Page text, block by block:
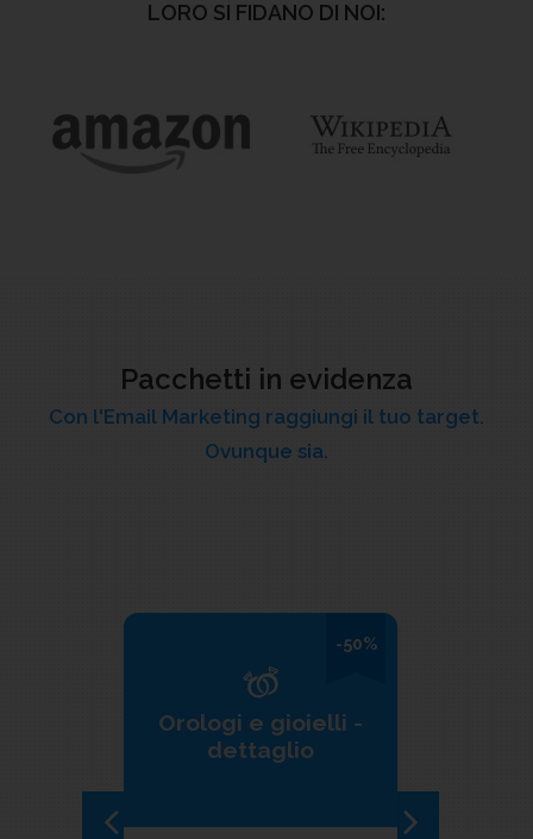
LORO SI FIDANO DI NOI:
Pacchetti in evidenza
Con l'Email Marketing raggiungi il tuo target.
Ovunque sia.
-50%
Orologi e gioielli -
dettaglio